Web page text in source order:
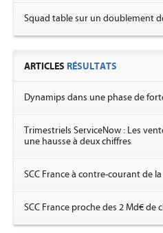
Squad table sur un doublement
ARTICLES RÉSULTATS
Dynamips dans une phase de
Trimestriels ServiceNow : Les
une hausse à deux chiffres
SCC France à contre-courant de
SCC France proche des 2 Md€ de